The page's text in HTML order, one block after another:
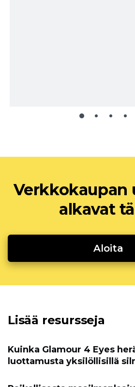
Verkkokaupan
alkavat
Aloita
Lisää resursseja
Kuinka Glamour 4 Eyes
luottamusta yksilöllisillä